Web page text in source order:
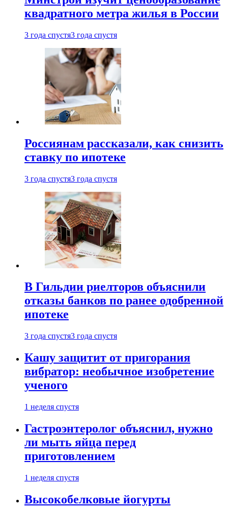
квадратного метра жилья в России
3 года спустя3 года спустя
Россиянам рассказали, как снизить
ставку по ипотеке
3 года спустя3 года спустя
В Гильдии риелторов объяснили
отказы банков по ранее одобренной
ипотеке
3 года спустя3 года спустя
Кашу защитит от пригорания
вибратор: необычное изобретение
ученого
1 неделя спустя
Гастроэнтеролог объяснил, нужно
ли мыть яйца перед
приготовлением
1 неделя спустя
Высокобелковые йогурты